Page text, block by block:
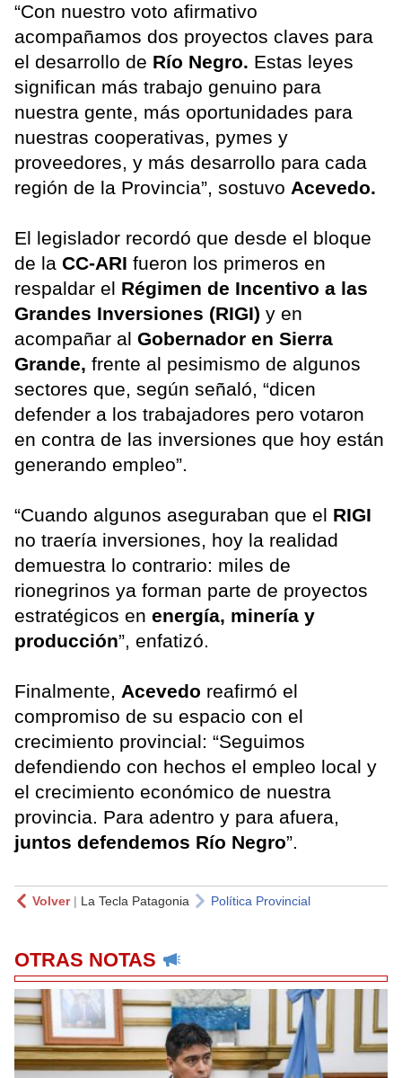
“Con nuestro voto afirmativo
acompañamos dos proyectos claves para
el desarrollo de Río Negro. Estas leyes
significan más trabajo genuino para
nuestra gente, más oportunidades para
nuestras cooperativas, pymes y
proveedores, y más desarrollo para cada
región de la Provincia”, sostuvo Acevedo.
El legislador recordó que desde el bloque
de la CC-ARI fueron los primeros en
respaldar el Régimen de Incentivo a las
Grandes Inversiones (RIGI) y en
acompañar al Gobernador en Sierra
Grande, frente al pesimismo de algunos
sectores que, según señaló, “dicen
defender a los trabajadores pero votaron
en contra de las inversiones que hoy están
generando empleo”.
“Cuando algunos aseguraban que el RIGI
no traería inversiones, hoy la realidad
demuestra lo contrario: miles de
rionegrinos ya forman parte de proyectos
estratégicos en energía, minería y
producción”, enfatizó.
Finalmente, Acevedo reafirmó el
compromiso de su espacio con el
crecimiento provincial: “Seguimos
defendiendo con hechos el empleo local y
el crecimiento económico de nuestra
provincia. Para adentro y para afuera,
juntos defendemos Río Negro”.
Volver| La Tecla Patagonia Política Provincial
OTRAS NOTAS